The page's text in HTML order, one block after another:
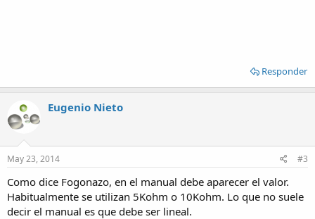
Responder
Eugenio Nieto
May 23, 2014 #3
Como dice Fogonazo, en el manual debe aparecer el valor.
Habitualmente se utilizan 5Kohm o 10Kohm. Lo que no suele
decir el manual es que debe ser lineal.